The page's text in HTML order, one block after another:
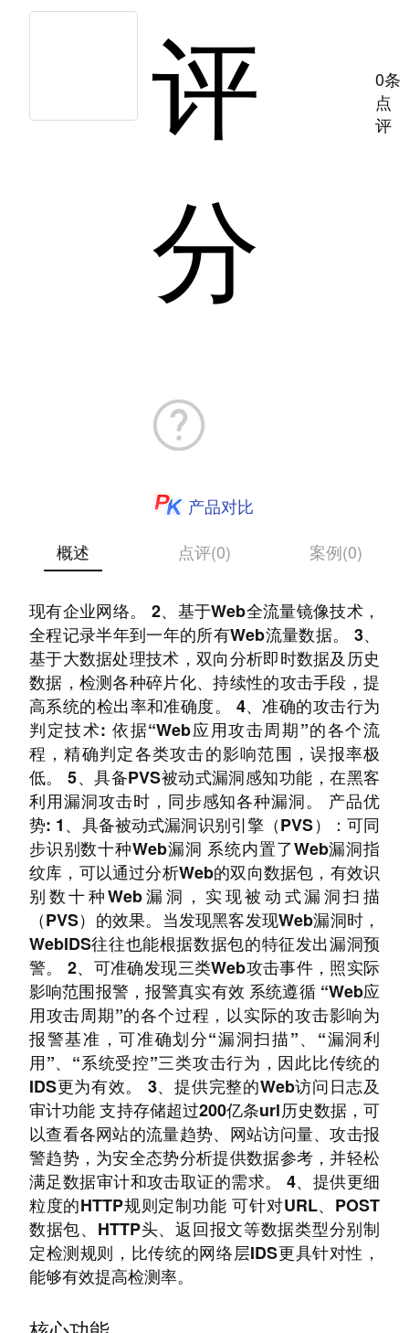
评
分
0条
点
评
产品对比
概述
点评(0) 案例(0)
现有企业网络。 2、基于Web全流量镜像技术，
全程记录半年到一年的所有Web流量数据。 3、
基于大数据处理技术，双向分析即时数据及历史
数据，检测各种碎片化、持续性的攻击手段，提
高系统的检出率和准确度。 4、准确的攻击行为
判定技术: 依据“Web应用攻击周期”的各个流
程，精确判定各类攻击的影响范围，误报率极
低。 5、具备PVS被动式漏洞感知功能，在黑客
利用漏洞攻击时，同步感知各种漏洞。 产品优
势: 1、具备被动式漏洞识别引擎（PVS）：可同
步识别数十种Web漏洞 系统内置了Web漏洞指
纹库，可以通过分析Web的双向数据包，有效识
别数十种Web漏洞，实现被动式漏洞扫描
（PVS）的效果。当发现黑客发现Web漏洞时，
WebIDS往往也能根据数据包的特征发出漏洞预
警。 2、可准确发现三类Web攻击事件，照实际
影响范围报警，报警真实有效 系统遵循 “Web应
用攻击周期”的各个过程，以实际的攻击影响为
报警基准，可准确划分“漏洞扫描”、“漏洞利
用”、“系统受控”三类攻击行为，因此比传统的
IDS更为有效。 3、提供完整的Web访问日志及
审计功能 支持存储超过200亿条url历史数据，可
以查看各网站的流量趋势、网站访问量、攻击报
警趋势，为安全态势分析提供数据参考，并轻松
满足数据审计和攻击取证的需求。 4、提供更细
粒度的HTTP规则定制功能 可针对URL、POST
数据包、HTTP头、返回报文等数据类型分别制
定检测规则，比传统的网络层IDS更具针对性，
能够有效提高检测率。